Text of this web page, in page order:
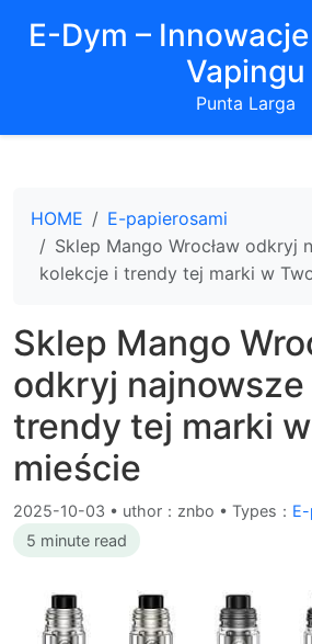
E-Dym –
Vapingu
Punta Larga
HOME
E-papierosami
Sklep Mango Wrocław odkryj
kolekcje i trendy tej marki w
Sklep Mango
odkryj
trendy tej marki
mieście
2025-10-03 • uthor：znbo • Types：
5 minute read